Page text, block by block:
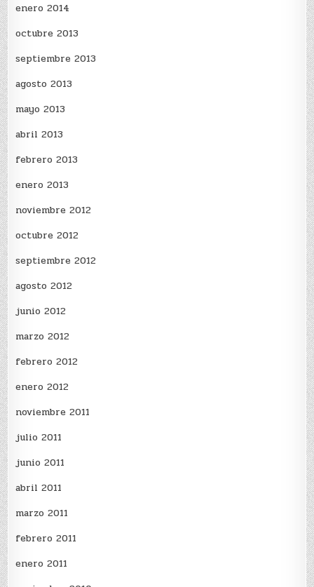
enero 2014
octubre 2013
septiembre 2013
agosto 2013
mayo 2013
abril 2013
febrero 2013
enero 2013
noviembre 2012
octubre 2012
septiembre 2012
agosto 2012
junio 2012
marzo 2012
febrero 2012
enero 2012
noviembre 2011
julio 2011
junio 2011
abril 2011
marzo 2011
febrero 2011
enero 2011